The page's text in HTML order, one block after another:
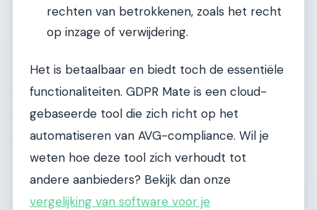
rechten van betrokkenen, zoals het recht
op inzage of verwijdering.
Het is betaalbaar en biedt toch de essentiële
functionaliteiten. GDPR Mate is een cloud-
gebaseerde tool die zich richt op het
automatiseren van AVG-compliance. Wil je
weten hoe deze tool zich verhoudt tot
andere aanbieders? Bekijk dan onze
vergelijking van software voor je